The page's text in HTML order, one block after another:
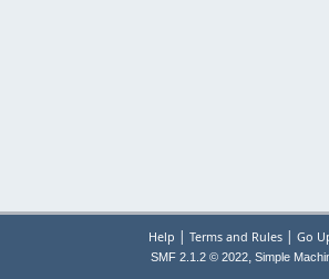
Help | Terms and Rules| Go
SMF 2.1.2 © 2022, Simple